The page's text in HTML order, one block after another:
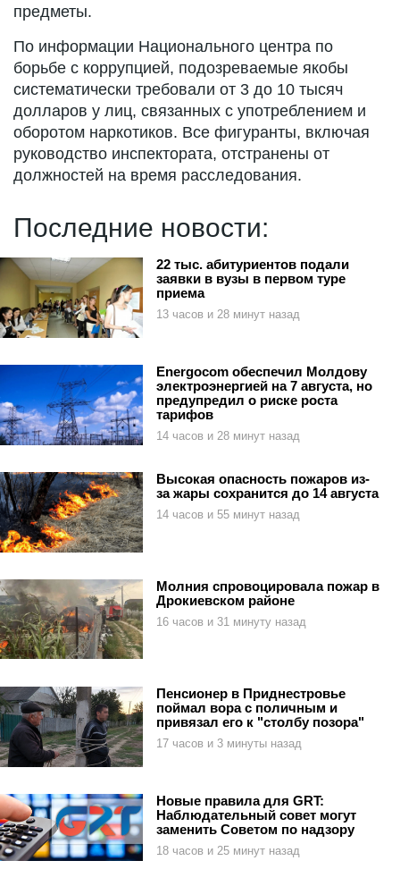
предметы.
По информации Национального центра по
борьбе с коррупцией, подозреваемые якобы
систематически требовали от 3 до 10 тысяч
долларов у лиц, связанных с употреблением и
оборотом наркотиков. Все фигуранты, включая
руководство инспектората, отстранены от
должностей на время расследования.
Последние новости:
22 тыс. абитуриентов подали
заявки в вузы в первом туре
приема
13 часов и 28 минут назад
Energocom обеспечил Молдову
электроэнергией на 7 августа, но
предупредил о риске роста
тарифов
14 часов и 28 минут назад
Высокая опасность пожаров из-
за жары сохранится до 14 августа
14 часов и 55 минут назад
Молния спровоцировала пожар в
Дрокиевском районе
16 часов и 31 минуту назад
Пенсионер в Приднестровье
поймал вора с поличным и
привязал его к "столбу позора"
17 часов и 3 минуты назад
Новые правила для GRT:
Наблюдательный совет могут
заменить Советом по надзору
18 часов и 25 минут назад